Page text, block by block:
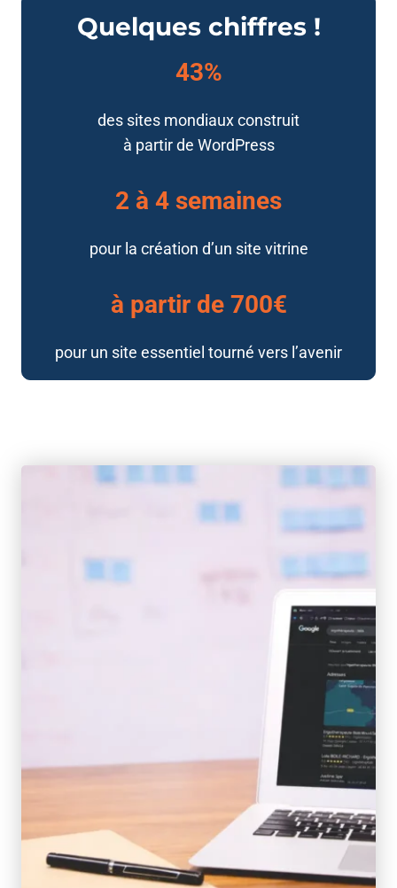
Quelques chiffres !
43%
des sites mondiaux construit
à partir de WordPress
2 à 4 semaines
pour la création d’un site vitrine
à partir de 700€
pour un site essentiel tourné vers l’avenir